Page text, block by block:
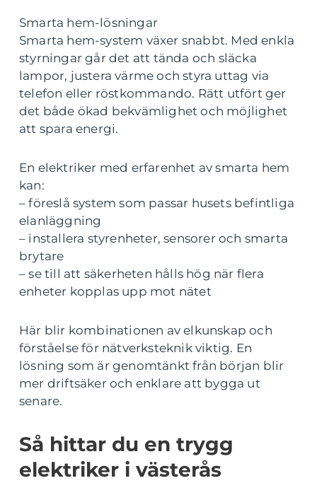
Smarta hem-lösningar
Smarta hem-system växer snabbt. Med enkla
styrningar går det att tända och släcka
lampor, justera värme och styra uttag via
telefon eller röstkommando. Rätt utfört ger
det både ökad bekvämlighet och möjlighet
att spara energi.
En elektriker med erfarenhet av smarta hem
kan:
– föreslå system som passar husets befintliga
elanläggning
– installera styrenheter, sensorer och smarta
brytare
– se till att säkerheten hålls hög när flera
enheter kopplas upp mot nätet
Här blir kombinationen av elkunskap och
förståelse för nätverksteknik viktig. En
lösning som är genomtänkt från början blir
mer driftsäker och enklare att bygga ut
senare.
Så hittar du en trygg
elektriker i västerås